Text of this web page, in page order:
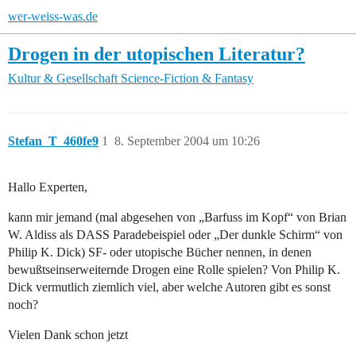
wer-weiss-was.de
Drogen in der utopischen Literatur?
Kultur & Gesellschaft Science-Fiction & Fantasy
Stefan_T_460fe9 8. September 2004 um 10:26
1
Hallo Experten,
kann mir jemand (mal abgesehen von „Barfuss im Kopf“ von Brian
W. Aldiss als DASS Paradebeispiel oder „Der dunkle Schirm“ von
Philip K. Dick) SF- oder utopische Bücher nennen, in denen
bewußtseinserweiternde Drogen eine Rolle spielen? Von Philip K.
Dick vermutlich ziemlich viel, aber welche Autoren gibt es sonst
noch?
Vielen Dank schon jetzt